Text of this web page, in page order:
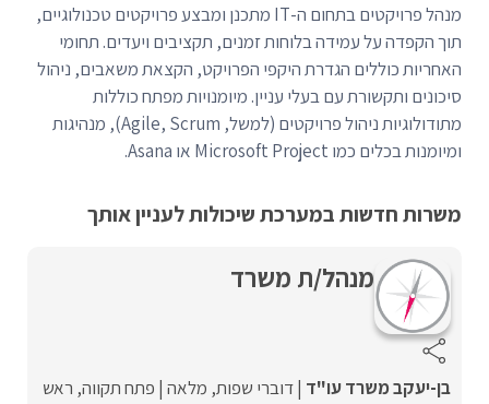
מנהל פרויקטים בתחום ה-IT מתכנן ומבצע פרויקטים טכנולוגיים,
תוך הקפדה על עמידה בלוחות זמנים, תקציבים ויעדים. תחומי
האחריות כוללים הגדרת היקפי הפרויקט, הקצאת משאבים, ניהול
סיכונים ותקשורת עם בעלי עניין. מיומנויות מפתח כוללות
מתודולוגיות ניהול פרויקטים (למשל, Agile, Scrum), מנהיגות
ומיומנות בכלים כמו Microsoft Project או Asana.
משרות חדשות במערכת שיכולות לעניין אותך
מנהל/ת משרד
בן-יעקב משרד עו"ד דוברי שפות מלאה פתח תקווה ראש